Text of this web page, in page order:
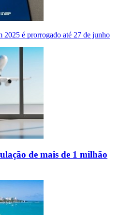
2025 é prorrogado até 27 de junho
de mais de 1 milhão